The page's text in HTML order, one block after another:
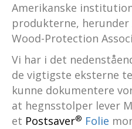
Amerikanske
produkterne, herunder
Wood-Protection
Vi har i det
de vigtigste eksterne
kunne dokumentere
at hegnsstolper lever
et Postsaver® Folie